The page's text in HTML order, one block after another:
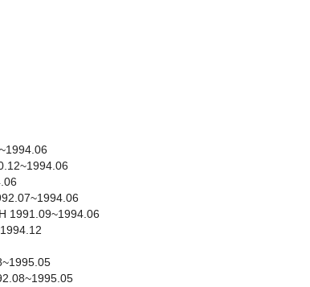
1991.09~1994.06